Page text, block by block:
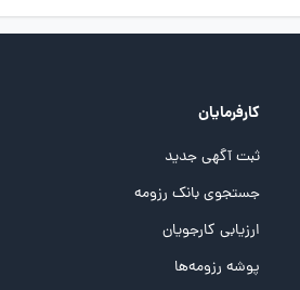
کارفرمایان
ثبت آگهی جدید
جستجوی بانک رزومه
ارزیابی کارجویان
پوشه‌‌ رزومه‌ها